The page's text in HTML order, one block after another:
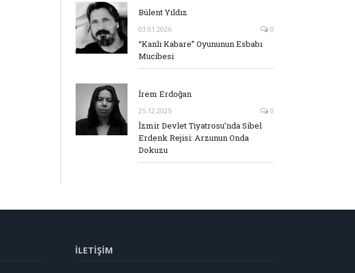
Bülent Yıldız
03.01.2026 0
“Kanlı Kabare” Oyununun Esbabı
Mucibesi
İrem Erdoğan
25.12.2025 0
İzmir Devlet Tiyatrosu’nda Sibel
Erdenk Rejisi: Arzunun Onda
Dokuzu
İLETİŞİM